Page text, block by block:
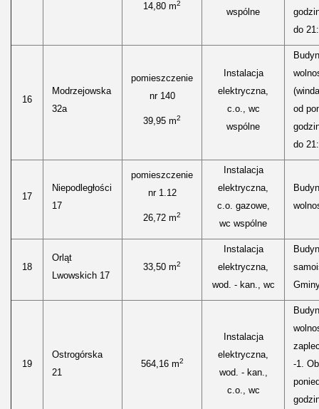
14,80 m2
wspólne
do
16
Modrzejowska
32a
pomieszczenie
nr 140
39,95 m2
Instalacja
elektryczna,
c.o., wc
wspólne
od
do
17
Niepodległości
17
pomieszczenie
nr 1.12
26,72 m2
Instalacja
elektryczna,
c.o. gazowe,
wc wspólne
18
Orląt
Lwowskich 17
33,50 m2
Instalacja
elektryczna,
wod. - kan., wc
19
Ostrogórska
21
564,16 m2
Instalacja
elektryczna,
wod. - kan.,
c.o., wc
-1.